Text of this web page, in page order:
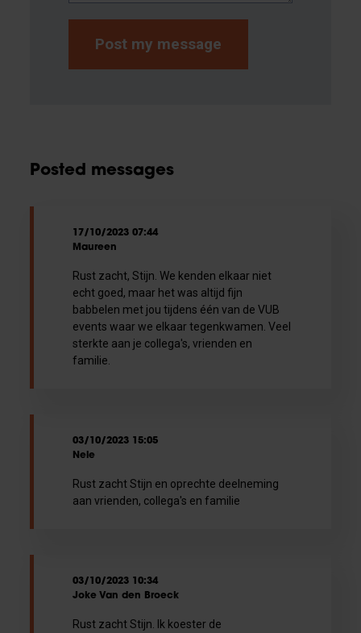
Posted messages
17/10/2023 07:44
Maureen
Rust zacht, Stijn. We kenden elkaar niet
echt goed, maar het was altijd fijn
babbelen met jou tijdens één van de VUB
events waar we elkaar tegenkwamen. Veel
sterkte aan je collega's, vrienden en
familie.
03/10/2023 15:05
Nele
Rust zacht Stijn en oprechte deelneming
aan vrienden, collega's en familie
03/10/2023 10:34
Joke Van den Broeck
Rust zacht Stijn. Ik koester de